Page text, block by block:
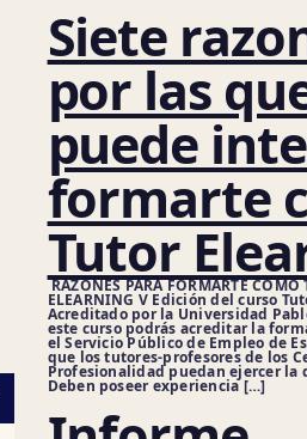
Siete
por las
puede
formarte
Tutor
RAZONES PARA FORMARTE COMO
ELEARNING V Edición del curso
Acreditado por la Universidad
este curso podrás acreditar la
el Servicio Público de Empleo de
que los tutores-profesores de los
Profesionalidad puedan ejercer la
Deben poseer experiencia […]